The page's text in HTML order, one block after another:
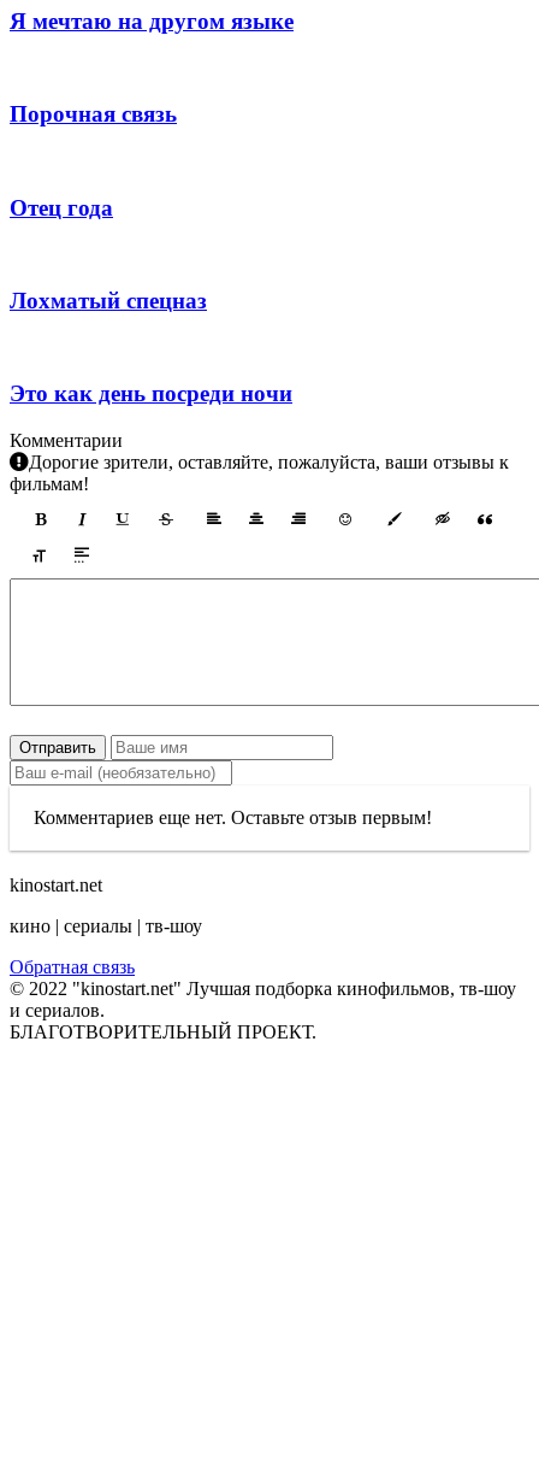
Я мечтаю на другом языке
Порочная связь
Отец года
Лохматый спецназ
Это как день посреди ночи
Комментарии
Дорогие зрители, оставляйте, пожалуйста, ваши отзывы к
фильмам!
Отправить
Комментариев еще нет. Оставьте отзыв первым!
kinostart.net
кино | сериалы | тв-шоу
Обратная связь
© 2022 "kinostart.net" Лучшая подборка кинофильмов, тв-шоу
и сериалов.
БЛАГОТВОРИТЕЛЬНЫЙ ПРОЕКТ.